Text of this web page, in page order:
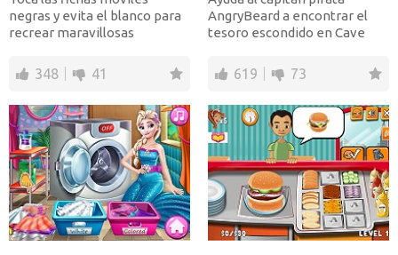
negras y evita el blanco para
recrear maravillosas
348 41
AngryBeard a encontrar el
tesoro escondido en Cave
619 73